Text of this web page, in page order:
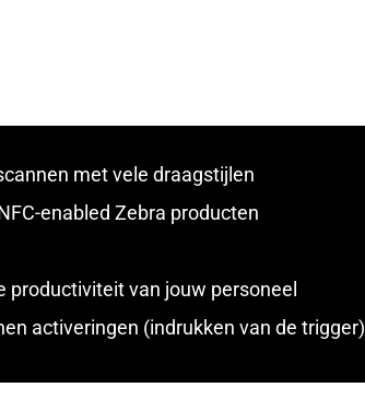
met vele draagstijlen
enabled Zebra producten
productiviteit van jouw personeel
activeringen (indrukken van de trigger)